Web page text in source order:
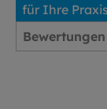
für Ihre
Bewertungen